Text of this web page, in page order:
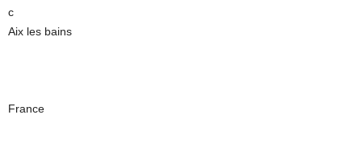
c
Aix les bains
France